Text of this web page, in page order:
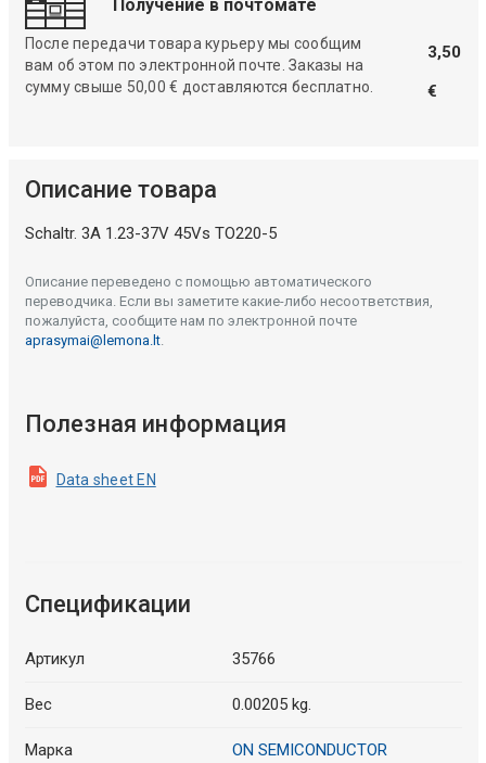
Получение в почтомате
После передачи товара курьеру мы сообщим
вам об этом по электронной почте. Заказы на
сумму свыше 50,00 € доставляются бесплатно.
3,50
€
Описание товара
Schaltr. 3A 1.23-37V 45Vs TO220-5
Описание переведено с помощью автоматического
переводчика. Если вы заметите какие-либо несоответствия,
пожалуйста, сообщите нам по электронной почте
aprasymai@lemona.lt.
Полезная информация
Data sheet EN
Спецификации
Артикул 35766
Вес 0.00205 kg.
Марка ON SEMICONDUCTOR